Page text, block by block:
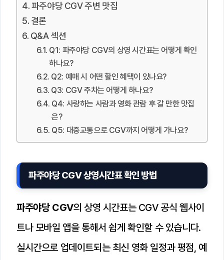
파주야당 CGV 주변 맛집
결론
Q&A 섹션
Q1: 파주야당 CGV의 상영 시간표는 어떻게 확인
하나요?
Q2: 예매 시 어떤 할인 혜택이 있나요?
Q3: CGV 주차는 어떻게 하나요?
Q4: 사랑하는 사람과 영화 관람 후 갈 만한 맛집
은?
Q5: 대중교통으로 CGV까지 어떻게 가나요?
파주야당 CGV 상영시간표 확인 방법
파주야당 CGV의 상영 시간표는 CGV 공식 웹사이
트나 모바일 앱을 통해서 쉽게 확인할 수 있습니다.
실시간으로 업데이트되는 최신 영화 일정과 평점, 예